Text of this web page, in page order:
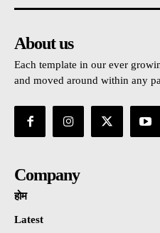
About us
Each template in our ever
and moved around within any
Company
होम
Latest